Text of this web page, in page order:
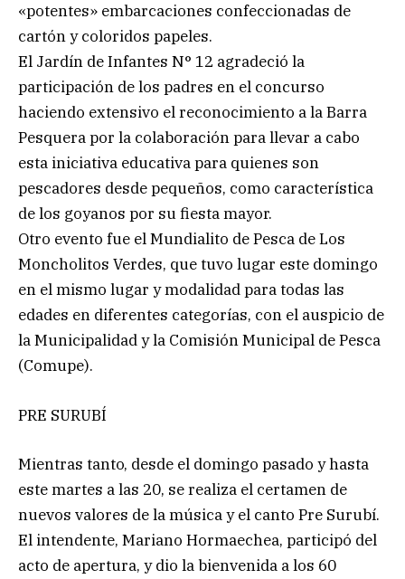
«potentes» embarcaciones confeccionadas de
cartón y coloridos papeles.
El Jardín de Infantes N° 12 agradeció la
participación de los padres en el concurso
haciendo extensivo el reconocimiento a la Barra
Pesquera por la colaboración para llevar a cabo
esta iniciativa educativa para quienes son
pescadores desde pequeños, como característica
de los goyanos por su fiesta mayor.
Otro evento fue el Mundialito de Pesca de Los
Moncholitos Verdes, que tuvo lugar este domingo
en el mismo lugar y modalidad para todas las
edades en diferentes categorías, con el auspicio de
la Municipalidad y la Comisión Municipal de Pesca
(Comupe).
PRE SURUBÍ
Mientras tanto, desde el domingo pasado y hasta
este martes a las 20, se realiza el certamen de
nuevos valores de la música y el canto Pre Surubí.
El intendente, Mariano Hormaechea, participó del
acto de apertura, y dio la bienvenida a los 60